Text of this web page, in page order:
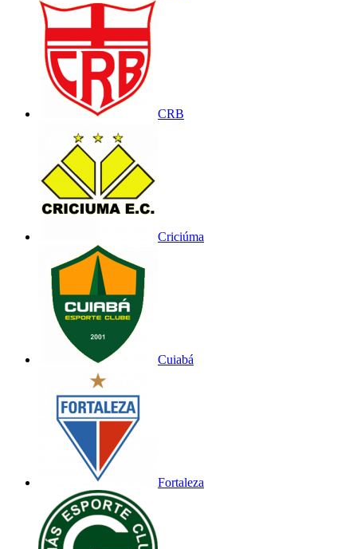
CRB
Criciúma
Cuiabá
Fortaleza